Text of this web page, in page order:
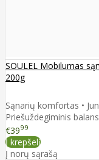
SOULEL Mobilumas
200g
Sąnarių komfortas •
Priešuždegiminis
€3999
Į krepšelį
Į norų sąrašą